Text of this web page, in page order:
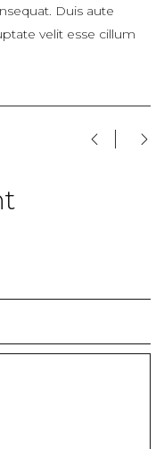
Duis aute
velit esse cillum